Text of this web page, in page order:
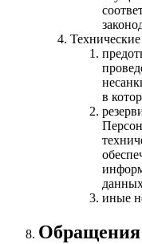
в
иные
Обращения